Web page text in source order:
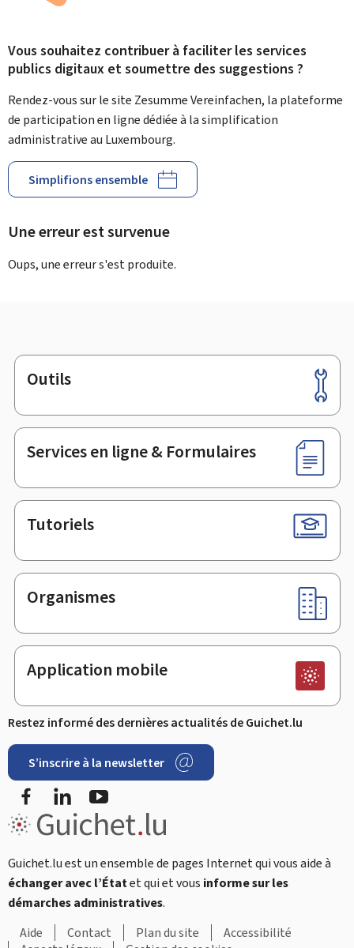
Vous souhaitez contribuer à faciliter les services
publics digitaux et soumettre des suggestions ?
Rendez-vous sur le site Zesumme Vereinfachen, la plateforme
de participation en ligne dédiée à la simplification
administrative au Luxembourg.
Simplifions ensemble
Une erreur est survenue
Oups, une erreur s'est produite.
Pied
de
page
Outils
Services en ligne & Formulaires
Tutoriels
Organismes
Application mobile
Restez informé des dernières actualités de Guichet.lu
S’inscrire à la newsletter
FacebookLinkedIn
Guichet.lu est un ensemble de pages Internet qui vous aide à
échanger avec l’Étatet qui et vous informe sur les
démarches administratives.
Aide
Contact Plan du site
Accessibilité